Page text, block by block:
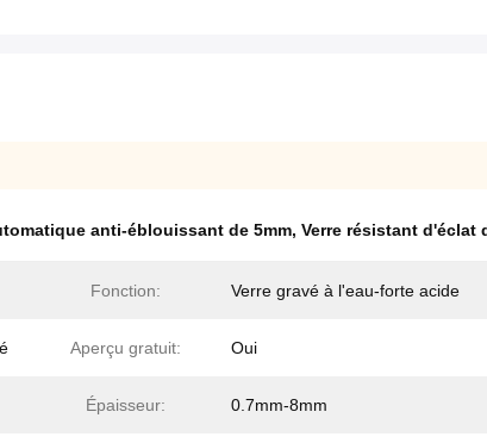
anti-éblouissant de 5mm, Verre résistant d'éclat
Fonction: Verre gravé à l'eau-forte acide
Aperçu gratuit: Oui
Épaisseur: 0.7mm-8mm